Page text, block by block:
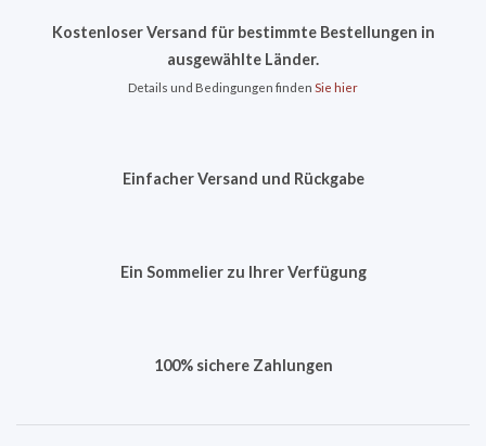
Kostenloser Versand für bestimmte Bestellungen in
ausgewählte Länder.
Details und Bedingungen finden Sie hier
Einfacher Versand und Rückgabe
Ein Sommelier zu Ihrer Verfügung
100% sichere Zahlungen